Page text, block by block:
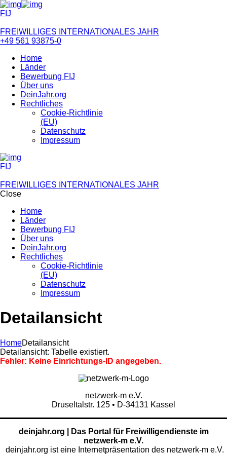
FIJ
FREIWILLIGES INTERNATIONALES JAHR
+49 561 93875-0
Home
Länder
Bewerbung FIJ
Über uns
DeinJahr.org
Rechtliches
Cookie-Richtlinie
(EU)
Datenschutz
Impressum
FIJ
FREIWILLIGES INTERNATIONALES JAHR
Close
Home
Länder
Bewerbung FIJ
Über uns
DeinJahr.org
Rechtliches
Cookie-Richtlinie
(EU)
Datenschutz
Impressum
Detailansicht
HomeDetailansicht
Detailansicht: Tabelle existiert.
Fehler: Keine Einrichtungs-ID angegeben.
netzwerk-m e.V.
Druseltalstr. 125 • D-34131 Kassel
deinjahr.org | Das Portal für Freiwilligendienste im
netzwerk-m e.V.
deinjahr.org ist eine Internetpräsentation des netzwerk-m e.V.